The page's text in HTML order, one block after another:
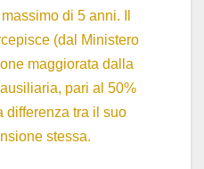
di 5 anni. Il
(dal Ministero
maggiorata dalla
pari al 50%
differenza tra il suo
stessa.